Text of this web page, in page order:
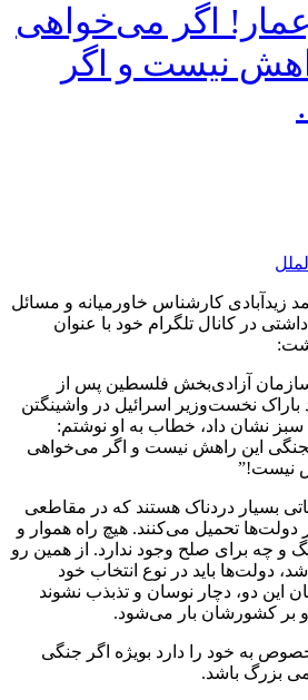
اگر می‌خواهی
نیست و اگر
کارشناس خاورمیانه و مسائل
در کانال تلگرام خود با عنوان
آزادی‌بخش فلسطین پس از
نخست‌وزیر اسرائیل در واشینگتن
سبز نشان داد، خطاب به او نوشتم:
این راهش نیست و اگر می‌خواهی
نیست!”
بسیار دردناک هستند که در مقاطعی
دولت‌ها تحمیل می‌کنند. هیچ راه هموار و
و چه برای صلح وجود ندارد. از همین رو
دولت‌ها باید در نوع انتخاب خود
این دو، دچار نوسان و تذبذب نشوند
بر کشورشان بار می‌شود.
به خود را دارد بویژه اگر جنگی
بزرگ باشد.